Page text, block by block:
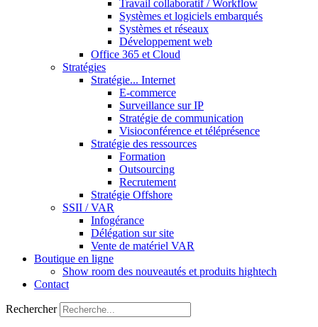
Travail collaboratif / Workflow
Systèmes et logiciels embarqués
Systèmes et réseaux
Développement web
Office 365 et Cloud
Stratégies
Stratégie... Internet
E-commerce
Surveillance sur IP
Stratégie de communication
Visioconférence et téléprésence
Stratégie des ressources
Formation
Outsourcing
Recrutement
Stratégie Offshore
SSII / VAR
Infogérance
Délégation sur site
Vente de matériel VAR
Boutique en ligne
Show room des nouveautés et produits hightech
Contact
Rechercher